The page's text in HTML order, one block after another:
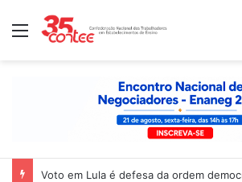
Menu
Voto em Lula é defesa da ordem